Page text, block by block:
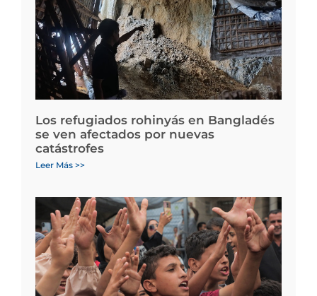
Los refugiados rohinyás en Bangladés
se ven afectados por nuevas
catástrofes
Leer Más >>